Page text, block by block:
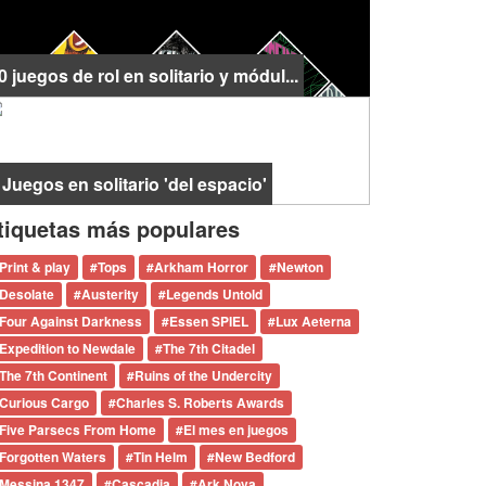
juegos de rol en solitario y módul...
en solitario 'del espacio'
más populares
& play #Tops #Arkham Horror #Newton
#Austerity #Legends Untold
Against Darkness #Essen SPIEL #Lux Aeterna
to Newdale #The 7th Citadel
7th Continent #Ruins of the Undercity
Cargo #Charles S. Roberts Awards
Parsecs From Home #El mes en juegos
Waters #Tin Helm #New Bedford